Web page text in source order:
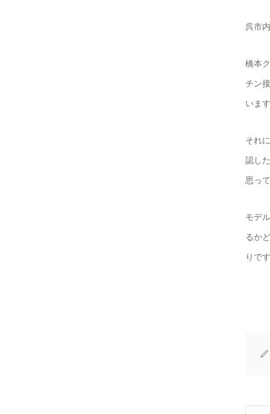
呉市
橋本
チン
いま
それ
認し
思っ
モデ
るか
りで